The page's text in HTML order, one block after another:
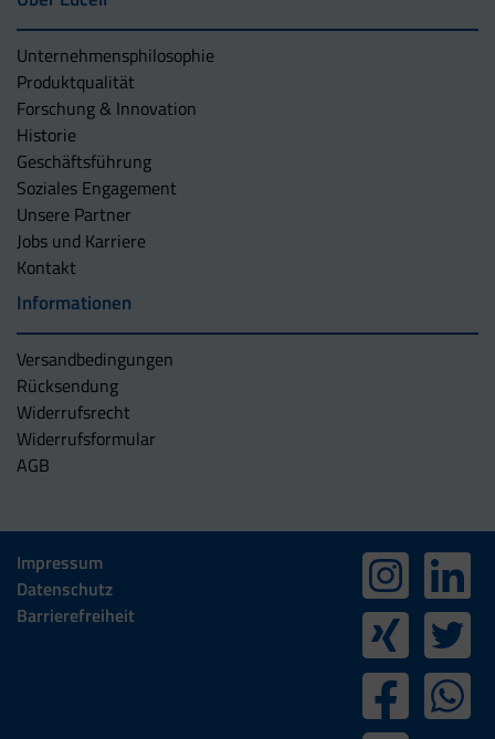
Unternehmens­philosophie
Produktqualität
Forschung & Innovation
Historie
Geschäftsführung
Soziales Engagement
Unsere Partner
Jobs und Karriere
Kontakt
Informationen
Versandbedingungen
Rücksendung
Widerrufsrecht
Widerrufsformular
AGB
Impressum
Datenschutz
Barrierefreiheit